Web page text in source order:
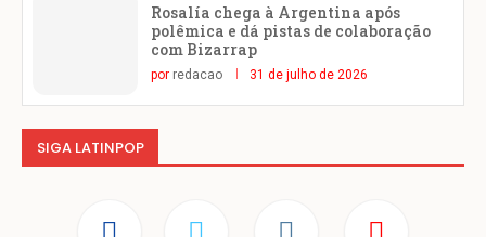
Rosalía chega à Argentina após
polêmica e dá pistas de colaboração
com Bizarrap
por redacao 31 de julho de 2026
SIGA LATINPOP